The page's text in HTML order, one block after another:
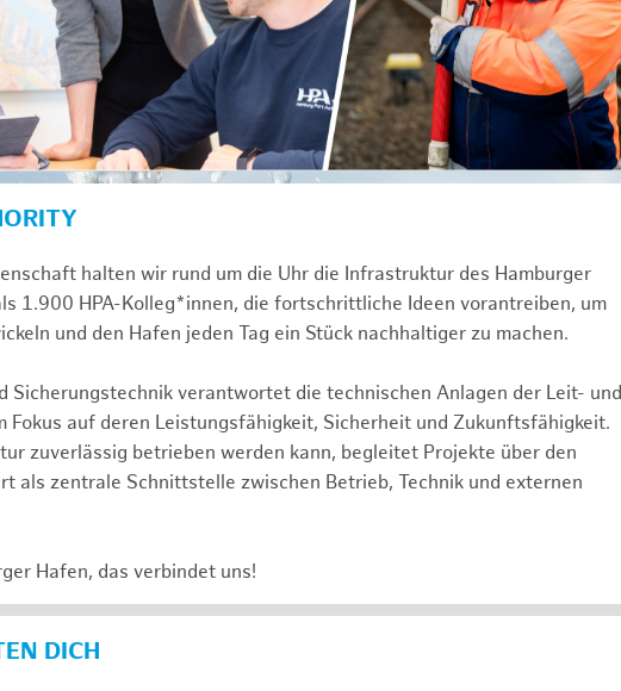
halten wir rund um die Uhr die Infrastruktur des Hamburger
1.900 HPA-Kolleg*innen, die fortschrittliche Ideen vorantreiben, um
und den Hafen jeden Tag ein Stück nachhaltiger zu machen.
Sicherungstechnik verantwortet die technischen Anlagen der Leit- und
Fokus auf deren Leistungsfähigkeit, Sicherheit und Zukunftsfähigkeit.
zuverlässig betrieben werden kann, begleitet Projekte über den
als zentrale Schnittstelle zwischen Betrieb, Technik und externen
Hafen, das verbindet uns!
DICH